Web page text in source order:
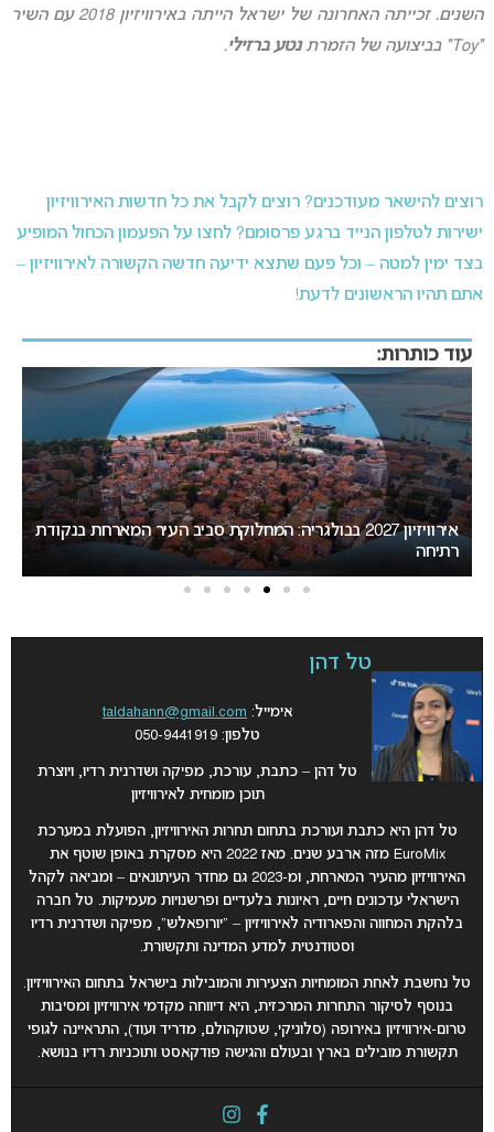
השנים. זכייתה האחרונה של ישראל הייתה באירוויזיון 2018 עם השיר
“Toy” בביצועה של הזמרת
נטע ברזילי.
רוצים להישאר מעודכנים? רוצים לקבל את כל חדשות האירוויזיון
ישירות לטלפון הנייד ברגע פרסומם? לחצו על הפעמון הכחול המופיע
בצד ימין למטה – וכל פעם שתצא ידיעה חדשה הקשורה לאירוויזיון –
אתם תהיו הראשונים לדעת!
עוד כותרות:
המירוץ לאירוויזיון 2027: בורגס בדרך לחטוף לסופיה את האירוח
טל דהן
אימייל: taldahann@gmail.com
טלפון: 050-9441919
טל דהן – כתבת, עורכת, מפיקה ושדרנית רדיו, ויוצרת
תוכן מומחית לאירוויזיון
טל דהן היא כתבת ועורכת בתחום תחרות האירוויזיון, הפועלת במערכת
EuroMix מזה ארבע שנים. מאז 2022 היא מסקרת באופן שוטף את
האירוויזיון מהעיר המארחת, ומ-2023 גם מחדר העיתונאים – ומביאה לקהל
הישראלי עדכונים חיים, ראיונות בלעדיים ופרשנויות מעמיקות. טל חברה
בלהקת המחווה והפארודיה לאירוויזיון – “יורופאלש”, מפיקה ושדרנית רדיו
וסטודנטית למדע המדינה ותקשורת.
טל נחשבת לאחת המומחיות הצעירות והמובילות בישראל בתחום האירוויזיון.
בנוסף לסיקור התחרות המרכזית, היא דיווחה מקדמי אירוויזיון ומסיבות
טרום-אירוויזיון באירופה (סלוניקי, שטוקהולם, מדריד ועוד), התראיינה לגופי
תקשורת מובילים בארץ ובעולם והגישה פודקאסט ותוכניות רדיו בנושא.